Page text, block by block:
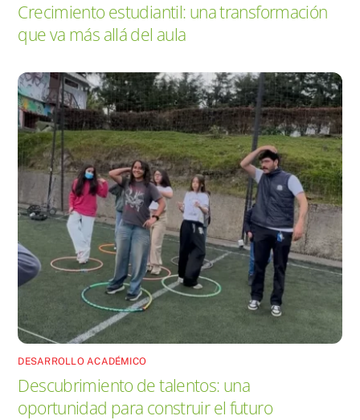
Crecimiento estudiantil: una transformación
que va más allá del aula
DESARROLLO ACADÉMICO
Descubrimiento de talentos: una
oportunidad para construir el futuro